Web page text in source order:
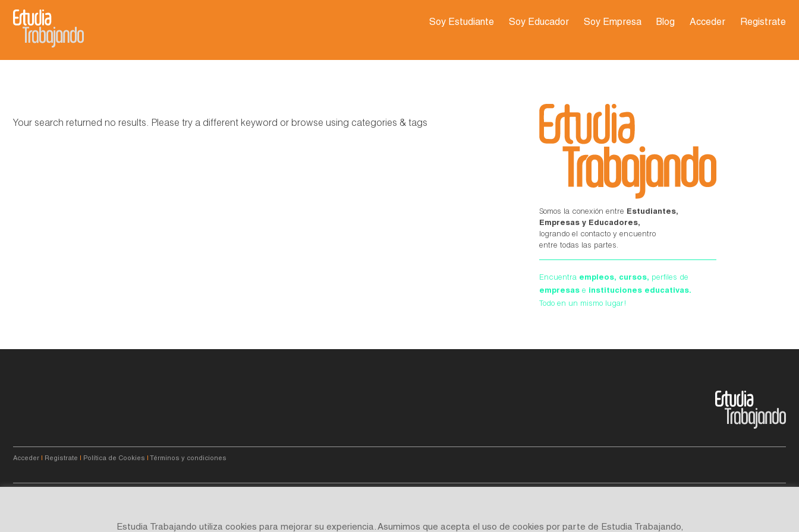
Soy Estudiante Soy Educador Soy Empresa Blog Acceder Registrate
Your search returned no results. Please try a different keyword or browse using categories & tags
Somos la conexión entre Estudiantes,
Empresas y Educadores,
logrando el contacto y encuentro
entre todas las partes.
Encuentra empleos, cursos, perfiles de
empresas e instituciones educativas.
Todo en un mismo lugar!
Acceder | Registrate | Política de Cookies | Términos y condiciones
Estudia Trabajando utiliza cookies para mejorar su experiencia. Asumimos que acepta el uso de cookies por parte de Estudia Trabajando,